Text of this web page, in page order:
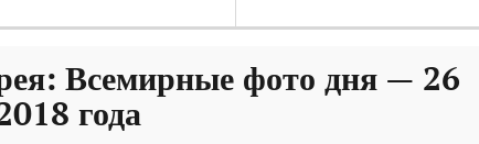
Всемирные фото дня — 26
года